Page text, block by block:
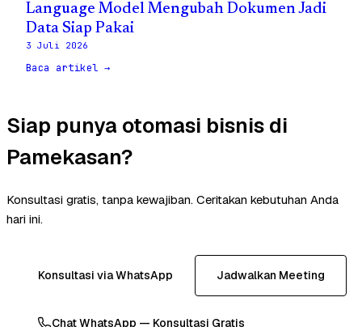
Language Model Mengubah Dokumen Jadi
Data Siap Pakai
3 Juli 2026
Baca artikel →
Siap punya otomasi bisnis di
Pamekasan?
Konsultasi gratis, tanpa kewajiban. Ceritakan kebutuhan Anda
hari ini.
Konsultasi via WhatsApp Jadwalkan Meeting
Chat WhatsApp — Konsultasi Gratis